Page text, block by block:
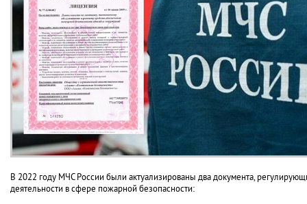
В 2022 году МЧС России были актуализированы два документа,
деятельности в сфере пожарной безопасности: